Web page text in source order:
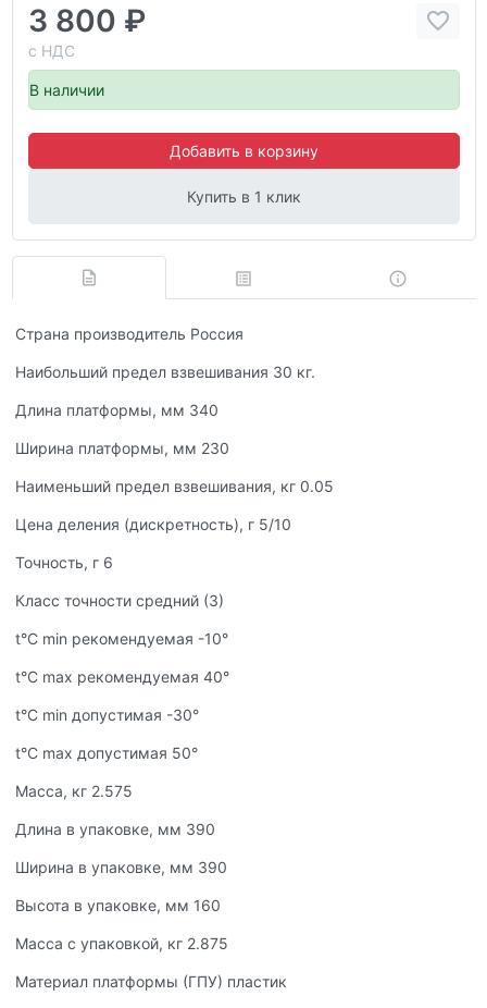
3 800 ₽
с НДС
В наличии
Добавить в корзину
Купить в 1 клик
Страна производитель Россия
Наибольший предел взвешивания 30 кг.
Длина платформы, мм 340
Ширина платформы, мм 230
Наименьший предел взвешивания, кг 0.05
Цена деления (дискретность), г 5/10
Точность, г 6
Класс точности средний (3)
t°C min рекомендуемая -10°
t°C max рекомендуемая 40°
t°C min допустимая -30°
t°C max допустимая 50°
Масса, кг 2.575
Длина в упаковке, мм 390
Ширина в упаковке, мм 390
Высота в упаковке, мм 160
Масса с упаковкой, кг 2.875
Материал платформы (ГПУ) пластик